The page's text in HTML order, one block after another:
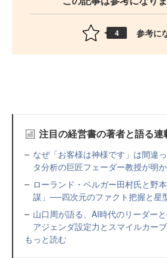
4 参考に
注目の経営書の著者と語る連
なぜ「お客様は神様です」は間違
タ分析の巨匠フェーダー教授が明
ローランド・ベルガー田村氏と野
謀」──四次元のファクト把握と星
山口周が語る、AI時代のリーダー
アジェンダ設定力とスマイルカー
もっと読む